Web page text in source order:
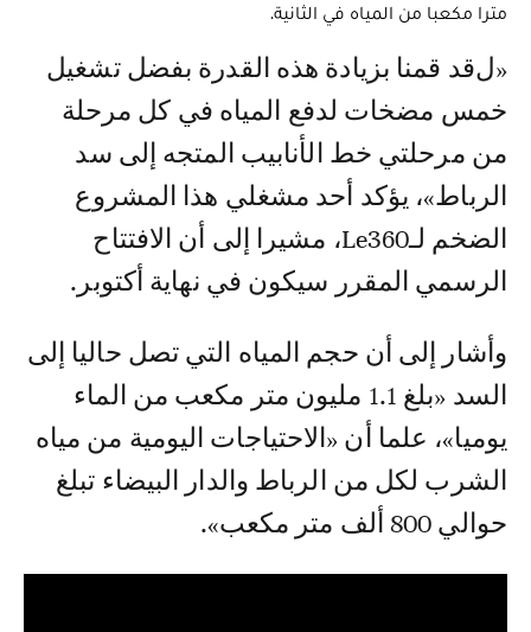
مترا مكعبا من المياه في الثانية.
«لقد قمنا بزيادة هذه القدرة بفضل تشغيل
خمس مضخات لدفع المياه في كل مرحلة
من مرحلتي خط الأنابيب المتجه إلى سد
الرباط»، يؤكد أحد مشغلي هذا المشروع
الضخم لـLe360، مشيرا إلى أن الافتتاح
الرسمي المقرر سيكون في نهاية أكتوبر.
وأشار إلى أن حجم المياه التي تصل حاليا إلى
السد «بلغ 1.1 مليون متر مكعب من الماء
يوميا»، علما أن «الاحتياجات اليومية من مياه
الشرب لكل من الرباط والدار البيضاء تبلغ
حوالي 800 ألف متر مكعب».